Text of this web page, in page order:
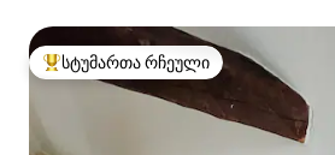
სტუმართა რჩეული მოწინავე ვარიანტი
სტუმართა რჩეული